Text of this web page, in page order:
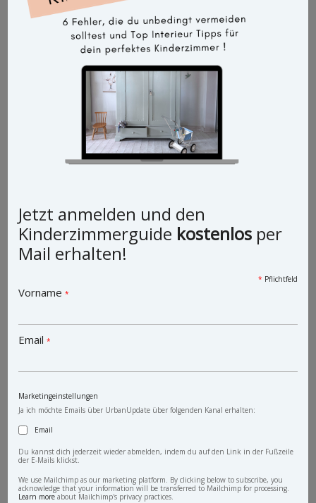
Vintage Schrank Dino
Jetzt anmelden und den
Kinderzimmerguide kostenlos per
Mail erhalten!
* Pflichtfeld
Vorname*
Email*
Marketingeinstellungen
Ja ich möchte Emails über UrbanUpdate über folgenden Kanal erhalten:
Email
Du kannst dich jederzeit wieder abmelden, indem du auf den Link in der Fußzeile
der E-Mails klickst.
We use Mailchimp as our marketing platform. By clicking below to subscribe, you
acknowledge that your information will be transferred to Mailchimp for processing.
Learn more about Mailchimp's privacy practices.